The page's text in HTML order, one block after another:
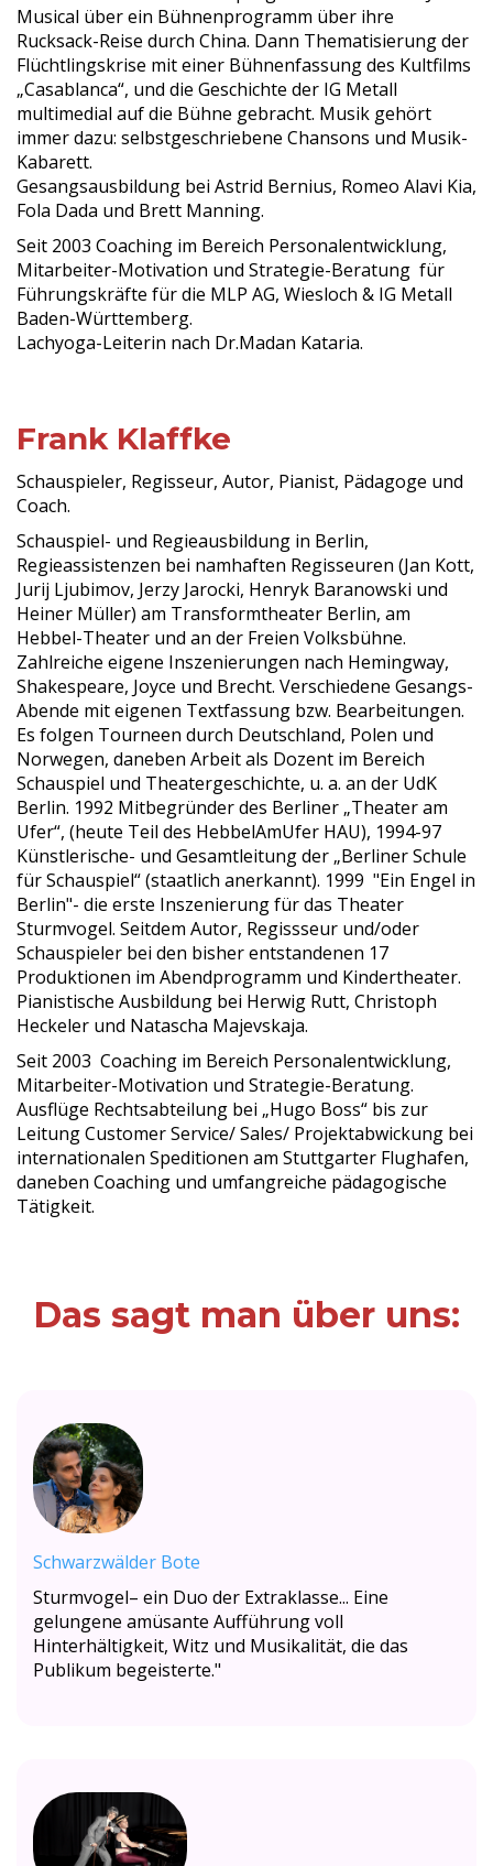
Musical über ein Bühnenprogramm über ihre
Rucksack-Reise durch China. Dann Thematisierung der
Flüchtlingskrise mit einer Bühnenfassung des Kultfilms
„Casablanca“, und die Geschichte der IG Metall
multimedial auf die Bühne gebracht. Musik gehört
immer dazu: selbstgeschriebene Chansons und Musik-
Kabarett.
Gesangsausbildung bei Astrid Bernius, Romeo Alavi Kia,
Fola Dada und Brett Manning.
Seit 2003 Coaching im Bereich Personalentwicklung,
Mitarbeiter-Motivation und Strategie-Beratung für
Führungskräfte für die MLP AG, Wiesloch & IG Metall
Baden-Württemberg.
Lachyoga-Leiterin nach Dr.Madan Kataria.
Frank Klaffke
Schauspieler, Regisseur, Autor, Pianist, Pädagoge und
Coach.
Schauspiel- und Regieausbildung in Berlin,
Regieassistenzen bei namhaften Regisseuren (Jan Kott,
Jurij Ljubimov, Jerzy Jarocki, Henryk Baranowski und
Heiner Müller) am Transformtheater Berlin, am
Hebbel-Theater und an der Freien Volksbühne.
Zahlreiche eigene Inszenierungen nach Hemingway,
Shakespeare, Joyce und Brecht. Verschiedene Gesangs-
Abende mit eigenen Textfassung bzw. Bearbeitungen.
Es folgen Tourneen durch Deutschland, Polen und
Norwegen, daneben Arbeit als Dozent im Bereich
Schauspiel und Theatergeschichte, u. a. an der UdK
Berlin. 1992 Mitbegründer des Berliner „Theater am
Ufer“, (heute Teil des HebbelAmUfer HAU), 1994-97
Künstlerische- und Gesamtleitung der „Berliner Schule
für Schauspiel“ (staatlich anerkannt). 1999 "Ein Engel in
Berlin"- die erste Inszenierung für das Theater
Sturmvogel. Seitdem Autor, Regissseur und/oder
Schauspieler bei den bisher entstandenen 17
Produktionen im Abendprogramm und Kindertheater.
Pianistische Ausbildung bei Herwig Rutt, Christoph
Heckeler und Natascha Majevskaja.
Seit 2003 Coaching im Bereich Personalentwicklung,
Mitarbeiter-Motivation und Strategie-Beratung.
Ausflüge Rechtsabteilung bei „Hugo Boss“ bis zur
Leitung Customer Service/ Sales/ Projektabwickung bei
internationalen Speditionen am Stuttgarter Flughafen,
daneben Coaching und umfangreiche pädagogische
Tätigkeit.
Das sagt man über uns:
Schwarzwälder Bote
Sturmvogel– ein Duo der Extraklasse... Eine
gelungene amüsante Aufführung voll
Hinterhältigkeit, Witz und Musikalität, die das
Publikum begeisterte."